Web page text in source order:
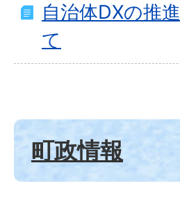
自治体DXの推
て
町政情報